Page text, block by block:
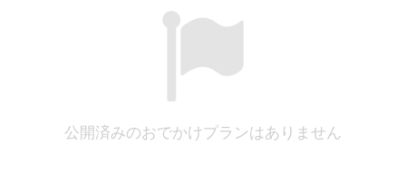
公開済みのおでかけプランはありません